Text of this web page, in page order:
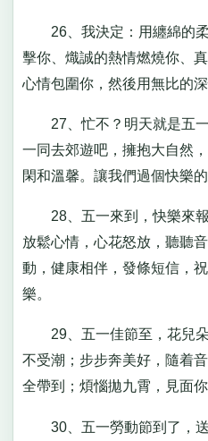
26、我決定：用纏綿的柔
擊你、熾誠的熱情燃燒你、
心情包圍你，然後用無比的
27、忙不？明天就是五一
一同去郊遊吧，擁抱大自然
閑和溫馨。讓我們過個快樂的
28、五一來到，快樂來報
放鬆心情，心花怒放，聽聽
動，健康相伴，發條短信，
樂。
29、五一佳節至，花兒朵
不受潮；步步奔美好，隨着
全帶到；煩惱拋九霄，見面你
30、五一勞動節到了，送